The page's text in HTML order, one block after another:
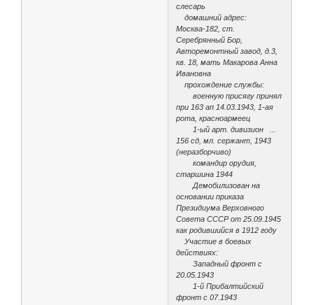
слесарь
домашний адрес:
Москва-182, ст.
Серебрянный Бор,
Авторемонтный завод, д.3,
кв. 18, мать Макарова Анна
Ивановна
прохождение службы:
военную присягу принял
при 163 ап 14.03.1943, 1-ая
рота, красноармеец
1-ый арт. дивизион ...
156 сд, мл. сержант, 1943
(неразборчиво)
командир орудия,
старшина 1944
Демобилизован на
основании приказа
Президиума Верховного
Совета СССР от 25.09.1945
как родившийся в 1912 году
Участие в боевых
действиях:
Западный фронт с
20.05.1943
1-й Прибалтийский
фронт с 07.1943